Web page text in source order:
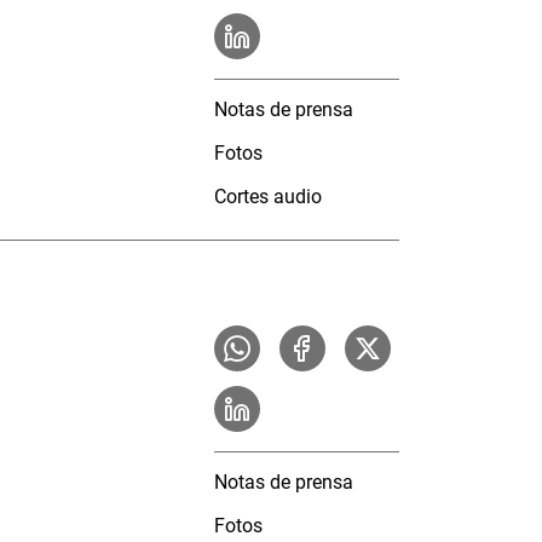
Notas de prensa
Fotos
Cortes audio
Notas de prensa
Fotos